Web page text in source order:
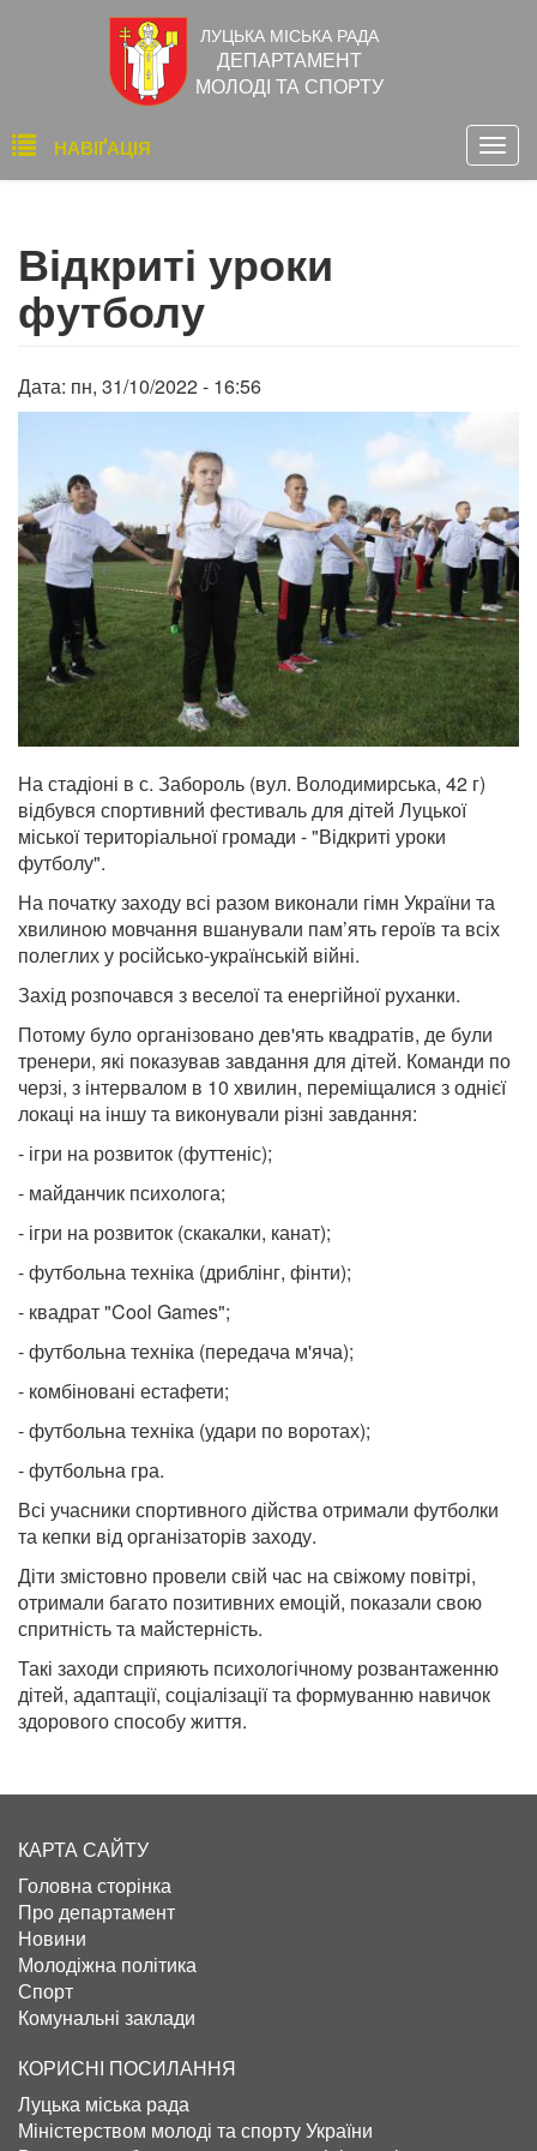
ЛУЦЬКА МІСЬКА РАДА
ДЕПАРТАМЕНТ
МОЛОДІ ТА СПОРТУ
Основна
навіґація
НАВІҐАЦІЯ
Відкриті уроки
футболу
Дата: пн, 31/10/2022 - 16:56
На стадіоні в с. Забороль (вул. Володимирська, 42 г)
відбувся спортивний фестиваль для дітей Луцької
міської територіальної громади - "Відкриті уроки
футболу".
На початку заходу всі разом виконали гімн України та
хвилиною мовчання вшанували пам’ять героїв та всіх
полеглих у російсько-українській війні.
Захід розпочався з веселої та енергійної руханки.
Потому було організовано дев'ять квадратів, де були
тренери, які показував завдання для дітей. Команди по
черзі, з інтервалом в 10 хвилин, переміщалися з однієї
локаці на іншу та виконували різні завдання:
- ігри на розвиток (футтеніс);
- майданчик психолога;
- ігри на розвиток (скакалки, канат);
- футбольна техніка (дриблінг, фінти);
- квадрат "Cool Games";
- футбольна техніка (передача м'яча);
- комбіновані естафети;
- футбольна техніка (удари по воротах);
- футбольна гра.
Всі учасники спортивного дійства отримали футболки
та кепки від організаторів заходу.
Діти змістовно провели свій час на свіжому повітрі,
отримали багато позитивних емоцій, показали свою
спритність та майстерність.
Такі заходи сприяють психологічному розвантаженню
дітей, адаптації, соціалізації та формуванню навичок
здорового способу життя.
КАРТА САЙТУ
Головна сторінка
Про департамент
Новини
Молодіжна політика
Спорт
Комунальні заклади
КОРИСНІ ПОСИЛАННЯ
Луцька міська рада
Міністерством молоді та спорту України